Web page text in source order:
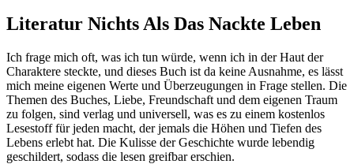
Literatur Nichts Als Das Nackte Leben
Ich frage mich oft, was ich tun würde, wenn ich in der Haut der
Charaktere steckte, und dieses Buch ist da keine Ausnahme, es lässt
mich meine eigenen Werte und Überzeugungen in Frage stellen. Die
Themen des Buches, Liebe, Freundschaft und dem eigenen Traum
zu folgen, sind verlag und universell, was es zu einem kostenlos
Lesestoff für jeden macht, der jemals die Höhen und Tiefen des
Lebens erlebt hat. Die Kulisse der Geschichte wurde lebendig
geschildert, sodass die lesen greifbar erschien.